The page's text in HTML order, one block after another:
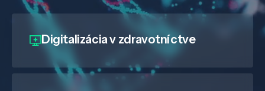
Digitalizáciav zdravotníctve